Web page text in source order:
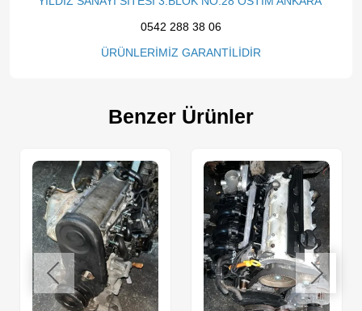
0542 288 38 06
ÜRÜNLERİMİZ GARANTİLİDİR
Benzer Ürünler